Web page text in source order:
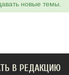
новые темы.
В РЕДАКЦИЮ